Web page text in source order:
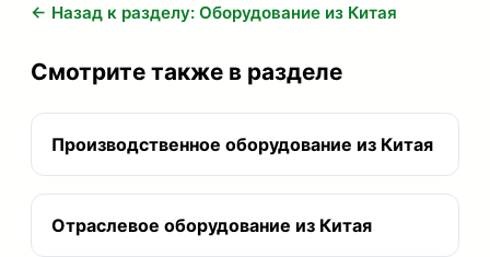
← Назад к разделу: Оборудование из Китая
Смотрите также в разделе
Производственное оборудование из Китая
Отраслевое оборудование из Китая